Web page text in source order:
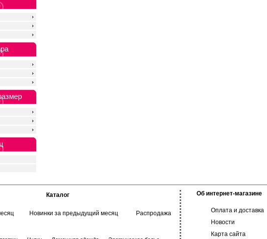
Каталог
Новинки за предыдущий месяц
Распродажа
Об интернет-магазине
Оплата и доставка
Новости
Карта сайта